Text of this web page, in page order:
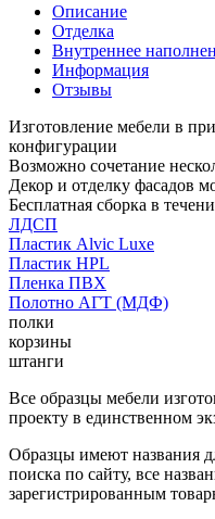
Описание
Отделка
Внутреннее
Информация
Отзывы
Изготовление мебели в
конфигурации
Возможно сочетание
Декор и отделку фасадов
Бесплатная сборка в
ЛДСП
Пластик Alvic Luxe
Пластик HPL
Пленка ПВХ
Полотно АГТ (МДФ)
полки
корзины
штанги
Все образцы мебели
проекту в единственном
Образцы имеют названия
поиска по сайту, все
зарегистрированным